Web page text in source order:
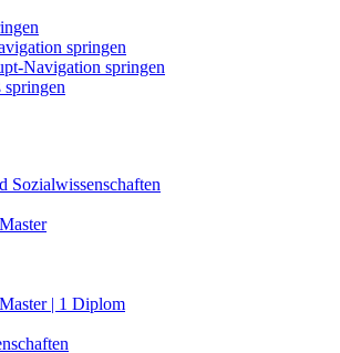
springen
Navigation springen
springen
Sozialwissenschaften
| 1 Diplom